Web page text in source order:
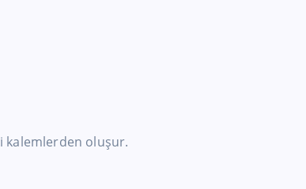
kalemlerden oluşur.